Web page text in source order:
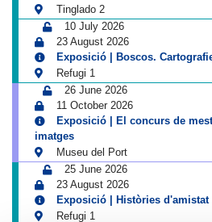
Tinglado 2
10 July 2026
23 August 2026
Exposició | Boscos.
Refugi 1
26 June 2026
11 October 2026
Exposició | El concurs de
imatges
Museu del Port
25 June 2026
23 August 2026
Exposició | Històries d'amistat
Refugi 1